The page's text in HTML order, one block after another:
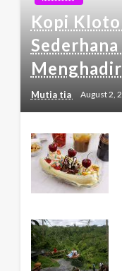
Kopi
Mutia tia August 2,